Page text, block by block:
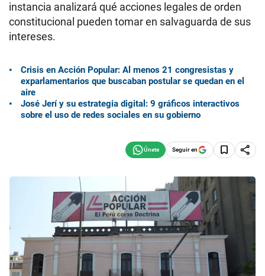
instancia analizará qué acciones legales de orden
constitucional pueden tomar en salvaguarda de sus
intereses.
Crisis en Acción Popular: Al menos 21 congresistas y
exparlamentarios que buscaban postular se quedan en el
aire
José Jerí y su estrategia digital: 9 gráficos interactivos
sobre el uso de redes sociales en su gobierno
Seguir en